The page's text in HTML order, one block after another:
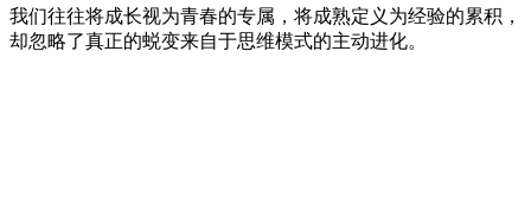
我们往往将成长视为青春的专属，将成熟定义为经验的累积，
却忽略了真正的蜕变来自于思维模式的主动进化。